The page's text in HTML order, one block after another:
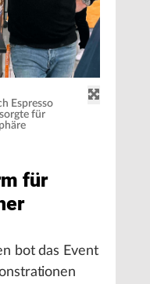
Espresso
für
für
bot das Event